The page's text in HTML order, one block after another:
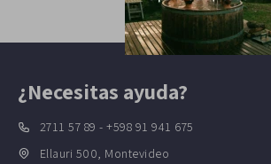
¿Necesitas ayuda?
2711 57 89 - +598 91 941 675
Ellauri 500, Montevideo